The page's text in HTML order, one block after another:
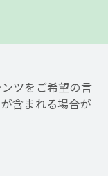
ツをご希望の言
含まれる場合が